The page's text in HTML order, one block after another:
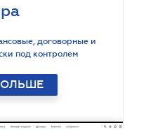
договорные и
под контролем